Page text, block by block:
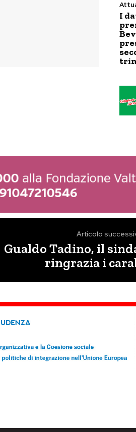
I
Articolo
Gualdo Tadino, il
ringrazia i